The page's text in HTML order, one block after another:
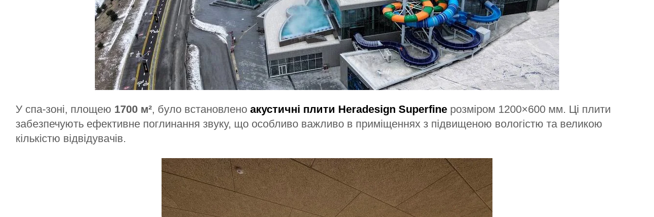
У спа-зоні, площею 1700 м², було встановлено акустичні плити Heradesign Superfine розміром 1200×600 мм. Ці плити
забезпечують ефективне поглинання звуку, що особливо важливо в приміщеннях з підвищеною вологістю та великою
кількістю відвідувачів.